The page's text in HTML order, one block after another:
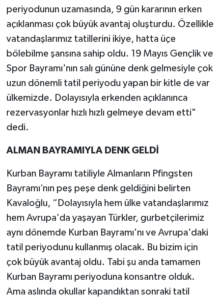
periyodunun uzamasında, 9 gün kararının erken
açıklanması çok büyük avantaj oluşturdu. Özellikle
vatandaşlarımız tatillerini ikiye, hatta üçe
bölebilme şansına sahip oldu. 19 Mayıs Gençlik ve
Spor Bayramı'nın salı gününe denk gelmesiyle çok
uzun dönemli tatil periyodu yapan bir kitle de var
ülkemizde. Dolayısıyla erkenden açıklanınca
rezervasyonlar hızlı hızlı gelmeye devam etti"
dedi.
ALMAN BAYRAMIYLA DENK GELDİ
Kurban Bayramı tatiliyle Almanların Pfingsten
Bayramı’nın peş peşe denk geldiğini belirten
Kavaloğlu, “Dolayısıyla hem ülke vatandaşlarımız
hem Avrupa'da yaşayan Türkler, gurbetçilerimiz
aynı dönemde Kurban Bayramı'nı ve Avrupa'daki
tatil periyodunu kullanmış olacak. Bu bizim için
çok büyük avantaj oldu. Tabi şu anda tamamen
Kurban Bayramı periyoduna konsantre olduk.
Ama aslında okullar kapandıktan sonraki tatil